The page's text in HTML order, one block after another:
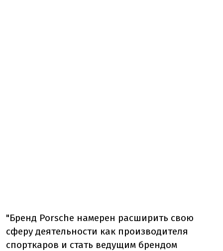
"Бренд Porsche намерен расширить свою
сферу деятельности как производителя
спорткаров и стать ведущим брендом